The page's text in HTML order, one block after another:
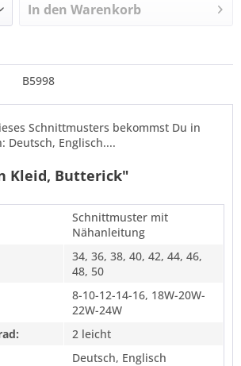
In den Warenkorb
B5998
Schnittmusters bekommst Du in
Deutsch, Englisch....
Kleid, Butterick"
Schnittmuster mit
Nähanleitung
34, 36, 38, 40, 42, 44, 46,
48, 50
8-10-12-14-16, 18W-20W-
22W-24W
2 leicht
Deutsch, Englisch